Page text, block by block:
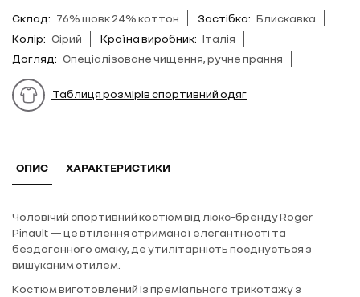
Склад: 76% шовк 24% коттон Застібка: Блискавка
Колір: Сірий Країна виробник: Італія
Догляд: Спеціалізоване чищення, ручне прання
Таблиця розмірів спортивний одяг
ОПИС ХАРАКТЕРИСТИКИ
Чоловічий спортивний костюм від люкс-бренду Roger
Pinault — це втілення стриманої елегантності та
бездоганного смаку, де утилітарність поєднується з
вишуканим стилем.
Костюм виготовлений із преміального трикотажу з